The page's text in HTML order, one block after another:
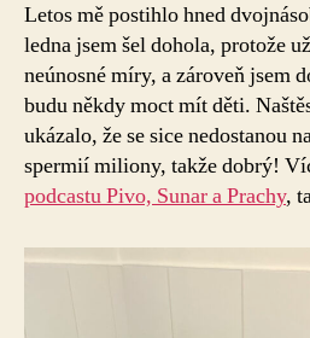
Letos mě postihlo hned
ledna jsem šel dohola, protože
neúnosné míry, a zároveň jsem
budu někdy moct mít děti.
ukázalo, že se sice nedostanou
spermií miliony, takže dobrý!
podcastu Pivo, Sunar a Prachy,